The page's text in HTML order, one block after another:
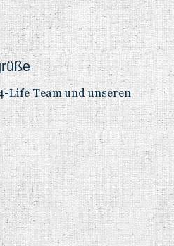
Life Team und unseren